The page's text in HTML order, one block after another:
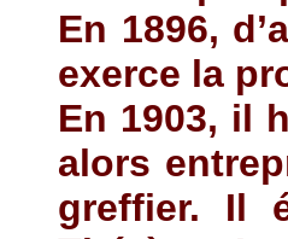
En 1896,
exerce la
En 1903, il
alors
greffier. Il